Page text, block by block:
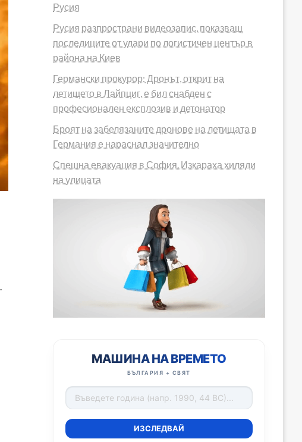
Русия
Русия разпространи видеозапис, показващ
последиците от удари по логистичен център в
района на Киев
Германски прокурор: Дронът, открит на
летището в Лайпциг, е бил снабден с
професионален експлозив и детонатор
Броят на забелязаните дронове на летищата в
Германия е нараснал значително
Спешна евакуация в София. Изкараха хиляди
на улицата
МАШИНА НА ВРЕМЕТО
БЪЛГАРИЯ + СВЯТ
ИЗСЛЕДВАЙ